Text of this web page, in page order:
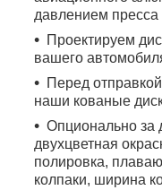
давлением пресса
Проектируем
вашего
Перед
наши кованые
Опционально за
двухцветная
полировка,
колпаки, ширина